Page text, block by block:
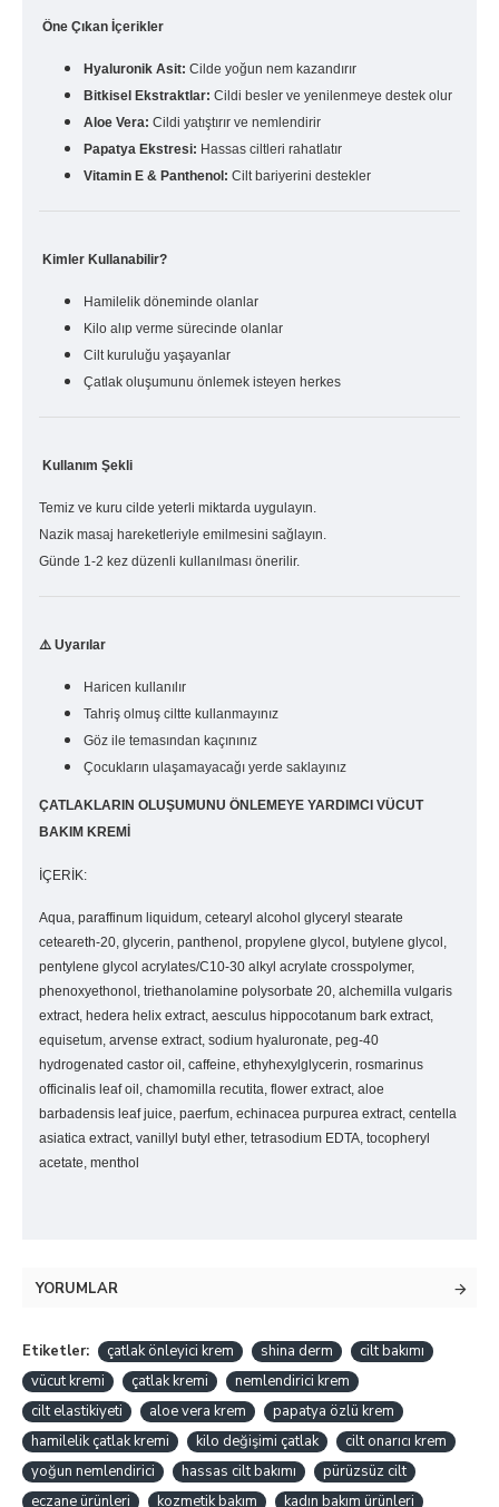
Öne Çıkan İçerikler
Hyaluronik Asit: Cilde yoğun nem kazandırır
Bitkisel Ekstraktlar: Cildi besler ve yenilenmeye destek olur
Aloe Vera: Cildi yatıştırır ve nemlendirir
Papatya Ekstresi: Hassas ciltleri rahatlatır
Vitamin E & Panthenol: Cilt bariyerini destekler
Kimler Kullanabilir?
Hamilelik döneminde olanlar
Kilo alıp verme sürecinde olanlar
Cilt kuruluğu yaşayanlar
Çatlak oluşumunu önlemek isteyen herkes
Kullanım Şekli
Temiz ve kuru cilde yeterli miktarda uygulayın.
Nazik masaj hareketleriyle emilmesini sağlayın.
Günde 1-2 kez düzenli kullanılması önerilir.
⚠️ Uyarılar
Haricen kullanılır
Tahriş olmuş ciltte kullanmayınız
Göz ile temasından kaçınınız
Çocukların ulaşamayacağı yerde saklayınız
ÇATLAKLARIN OLUŞUMUNU ÖNLEMEYE YARDIMCI VÜCUT
BAKIM KREMİ
İÇERİK:
Aqua, paraffinum liquidum, cetearyl alcohol glyceryl stearate
ceteareth-20, glycerin, panthenol, propylene glycol, butylene glycol,
pentylene glycol acrylates/C10-30 alkyl acrylate crosspolymer,
phenoxyethonol, triethanolamine polysorbate 20, alchemilla vulgaris
extract, hedera helix extract, aesculus hippocotanum bark extract,
equisetum, arvense extract, sodium hyaluronate, peg-40
hydrogenated castor oil, caffeine, ethyhexylglycerin, rosmarinus
officinalis leaf oil, chamomilla recutita, flower extract, aloe
barbadensis leaf juice, paerfum, echinacea purpurea extract, centella
asiatica extract, vanillyl butyl ether, tetrasodium EDTA, tocopheryl
acetate, menthol
YORUMLAR
Etiketler: çatlak önleyici krem shina derm
cilt bakımı
vücut kremi
çatlak kremi
nemlendirici krem
cilt elastikiyeti
aloe vera krem
papatya özlü krem
hamilelik çatlak kremi
kilo değişimi çatlak
cilt onarıcı krem
yoğun nemlendirici
hassas cilt bakımı
pürüzsüz cilt
eczane ürünleri
kozmetik bakım kadın bakım ürünleri